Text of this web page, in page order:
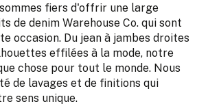
fiers d'offrir une large
de denim Warehouse Co. qui sont
occasion. Du jean à jambes droites
effilées à la mode, notre
chose pour tout le monde. Nous
de lavages et de finitions qui
sens unique.